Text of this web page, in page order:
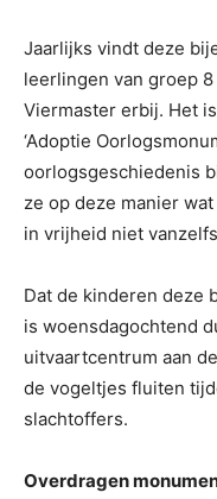
Jaarlijks vindt deze
leerlingen van groep
Viermaster erbij. Het
‘Adoptie
oorlogsgeschiedenis
ze op deze manier
in vrijheid niet
Dat de kinderen deze
is woensdagochtend
uitvaartcentrum aan
de vogeltjes fluiten
slachtoffers.
Overdragen